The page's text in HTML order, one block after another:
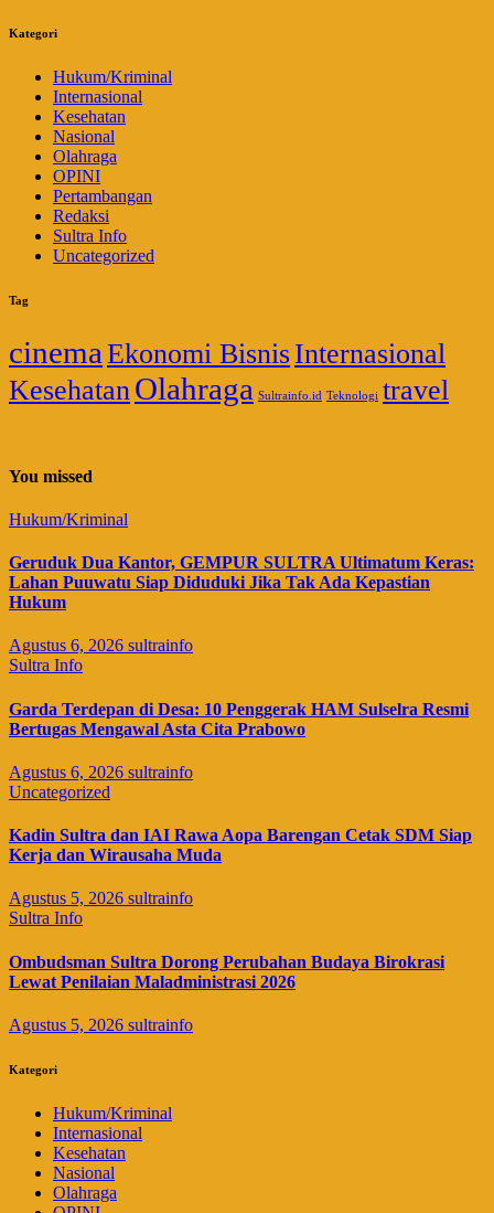
Kategori
Hukum/Kriminal
Internasional
Kesehatan
Nasional
Olahraga
OPINI
Pertambangan
Redaksi
Sultra Info
Uncategorized
Tag
cinema Ekonomi BisnisInternasional
KesehatanOlahraga Sultrainfo.id Teknologi travel
You missed
Hukum/Kriminal
Geruduk Dua Kantor, GEMPUR SULTRA Ultimatum Keras:
Lahan Puuwatu Siap Diduduki Jika Tak Ada Kepastian
Hukum
Agustus 6, 2026 sultrainfo
Sultra Info
Garda Terdepan di Desa: 10 Penggerak HAM Sulselra Resmi
Bertugas Mengawal Asta Cita Prabowo
Agustus 6, 2026 sultrainfo
Uncategorized
Kadin Sultra dan IAI Rawa Aopa Barengan Cetak SDM Siap
Kerja dan Wirausaha Muda
Agustus 5, 2026 sultrainfo
Sultra Info
Ombudsman Sultra Dorong Perubahan Budaya Birokrasi
Lewat Penilaian Maladministrasi 2026
Agustus 5, 2026 sultrainfo
Kategori
Hukum/Kriminal
Internasional
Kesehatan
Nasional
Olahraga